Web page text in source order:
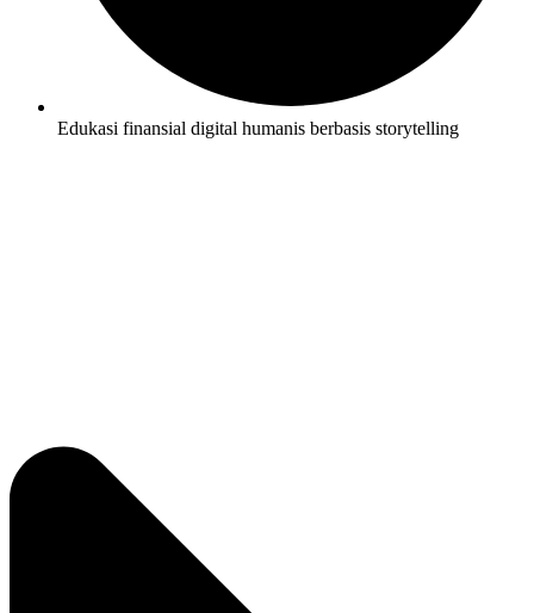
Edukasi finansial digital humanis berbasis storytelling